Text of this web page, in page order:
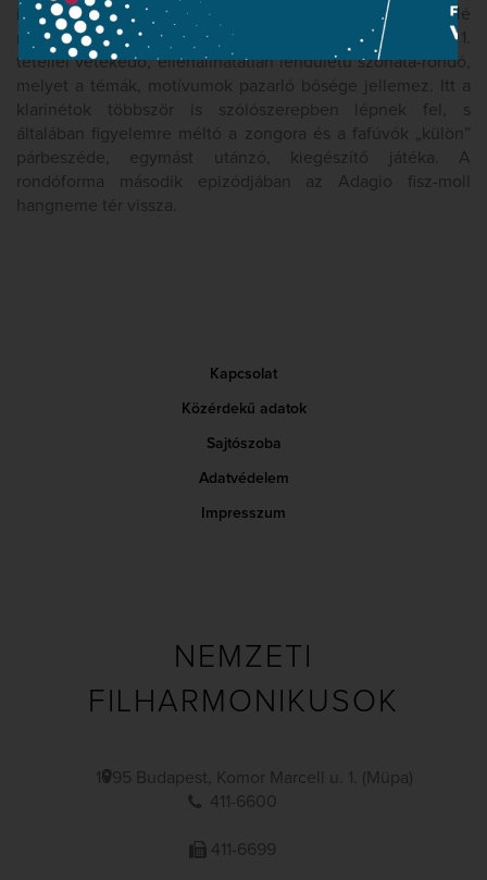
időlegesen oldja a tétel A-dúr középrésze. A finálé
nemcsak terjedelmében, de kidolgozottságában is az 1.
tétellel vetekedő, ellenállhatatlan lendületű szonáta-rondó,
melyet a témák, motívumok pazarló bősége jellemez. Itt a
klarinétok többször is szólószerepben lépnek fel, s
általában figyelemre méltó a zongora és a fafúvók „külön”
párbeszéde, egymást utánzó, kiegészítő játéka. A
rondóforma második epizódjában az Adagio fisz-moll
hangneme tér vissza.
Kapcsolat
Közérdekű adatok
Sajtószoba
Adatvédelem
Impresszum
NEMZETI
FILHARMONIKUSOK
1095 Budapest, Komor Marcell u. 1. (Müpa)
411-6600
411-6699